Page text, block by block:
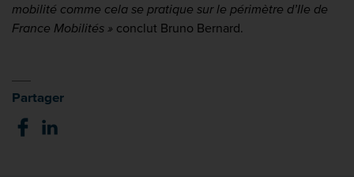
mobilité comme cela se pratique sur le périmètre d’Ile de
France Mobilités » conclut Bruno Bernard.
Partager